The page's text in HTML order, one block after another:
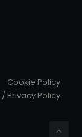
Cookie Policy
/ Privacy Policy